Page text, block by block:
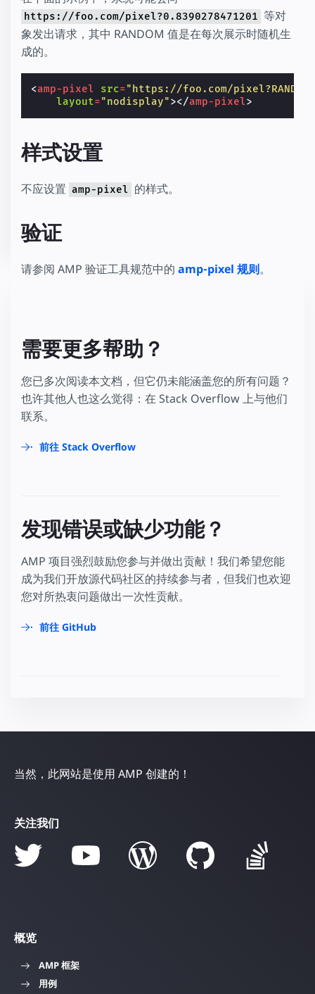
https://foo.com/pixel?0.8390278471201 等对
象发出请求，其中 RANDOM 值是在每次展示时随机生
成的。
<amp-pixel src="https://foo.com/
layout="nodisplay"></amp-pixel>
样式设置
不应设置 amp-pixel 的样式。
验证
请参阅 AMP 验证工具规范中的 amp-pixel 规则。
需要更多帮助？
您已多次阅读本文档，但它仍未能涵盖您的所有问题？
也许其他人也这么觉得：在 Stack Overflow 上与他们
联系。
前往 Stack Overflow
发现错误或缺少功能？
AMP 项目强烈鼓励您参与并做出贡献！我们希望您能
成为我们开放源代码社区的持续参与者，但我们也欢迎
您对所热衷问题做出一次性贡献。
前往 GitHub
当然，此网站是使用 AMP 创建的！
关注我们
概览
AMP 框架
用例